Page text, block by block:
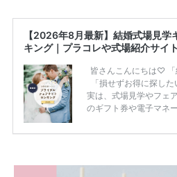
【2026年8月最新】結婚式場見学
キング｜プラコレや式場紹介サイ
皆さんこんにちは♡ 「
「損せずお得に探し
実は、式場見学やフェ
のギフト券や電子マネ
ため、比較せずに選ぶ